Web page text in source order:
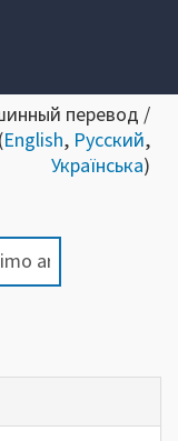
перевод /
English, Русский,
Українська)